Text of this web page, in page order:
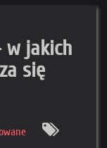
w jakich
się